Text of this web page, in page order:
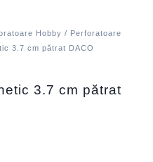
Hobby / Perforatoare
3.7 cm pătrat DACO
3.7 cm pătrat